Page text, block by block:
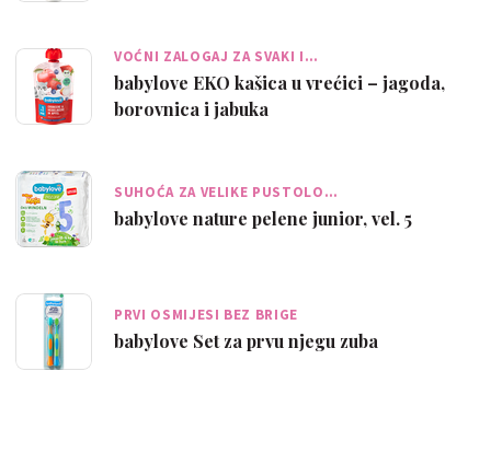
VOĆNI ZALOGAJ ZA SVAKI I…
babylove EKO kašica u vrećici – jagoda,
borovnica i jabuka
SUHOĆA ZA VELIKE PUSTOLO…
babylove nature pelene junior, vel. 5
PRVI OSMIJESI BEZ BRIGE
babylove Set za prvu njegu zuba